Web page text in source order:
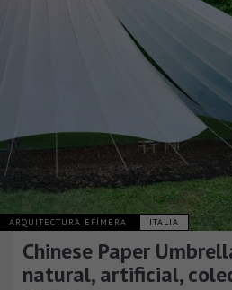
ARQUITECTURA EFÍMERA ITALIA
Chinese Paper
natural, artificial,